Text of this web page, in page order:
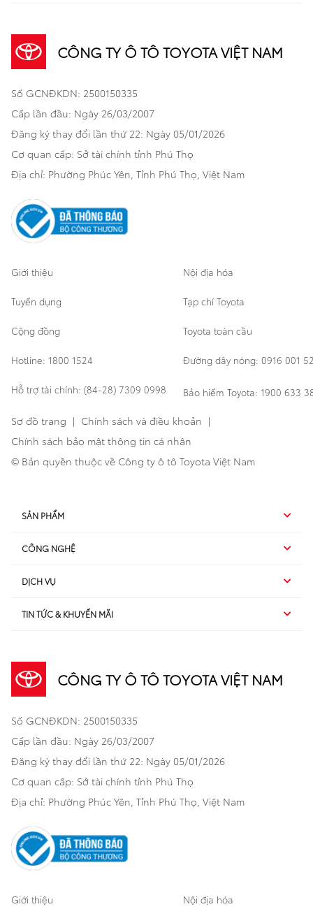
Bán tải
Hatchback
Thương mại
Khách hàng dự án
Bảo hiểm Toyota
Xe đã qua sử dụng
Bảo hành mở rộng
Sản phẩm chính hãng
Cơ sở bảo hành bảo dưỡng
Khuyến mãi
Xã hội
Thông tin khác
CÔNG TY Ô TÔ TOYOTA VIỆT NAM
Số GCNĐKDN: 2500150335
Cấp lần đầu: Ngày 26/03/2007
Đăng ký thay đổi lần thứ 22: Ngày 05/01/2026
Cơ quan cấp: Sở tài chính tỉnh Phú Thọ
Địa chỉ: Phường Phúc Yên, Tỉnh Phú Thọ, Việt Nam
Giới thiệu Nội địa hóa
Tuyển dụng Tạp chí Toyota
Cộng đồng Toyota toàn cầu
Hotline: 1800 1524 Đường dây nóng: 0916 001
Hỗ trợ tài chính: (84-28) 7309 0998 Bảo hiểm Toyota: 1900 633
Sơ đồ trang | Chính sách và điều khoản |
Chính sách bảo mật thông tin cá nhân
© Bản quyền thuộc về Công ty ô tô Toyota Việt Nam
SẢN PHẨM
Hybrid EV
SUV
Sedan
Bán tải
Hatchback
Thương mại
Khách hàng dự án
CÔNG NGHỆ
Hybrid
TSS
DỊCH VỤ
Dịch vụ sau bán hàng
Bảo hiểm Toyota
Xe đã qua sử dụng
Bảo hành mở rộng
Sản phẩm chính hãng
Cơ sở bảo hành bảo dưỡng
TIN TỨC & KHUYẾN MÃI
Khuyến mãi
Xã hội
Thông tin khác
CÔNG TY Ô TÔ TOYOTA VIỆT NAM
Số GCNĐKDN: 2500150335
Cấp lần đầu: Ngày 26/03/2007
Đăng ký thay đổi lần thứ 22: Ngày 05/01/2026
Cơ quan cấp: Sở tài chính tỉnh Phú Thọ
Địa chỉ: Phường Phúc Yên, Tỉnh Phú Thọ, Việt Nam
Giới thiệu Nội địa hóa